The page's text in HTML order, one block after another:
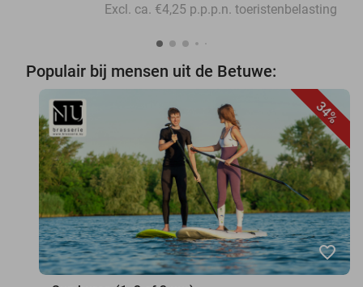
Excl. ca. €4,25 p.p.p.n. toeristenbelasting
Populair bij mensen uit de Betuwe:
34%
favorite_border